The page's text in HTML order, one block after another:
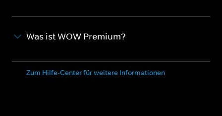
Was ist WOW Premium?
Zum Hilfe-Center für weitere Informationen